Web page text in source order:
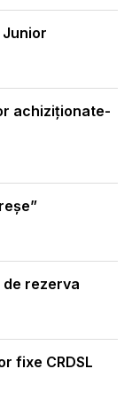
Junior
achiziționate-
rezerva
fixe CRDSL